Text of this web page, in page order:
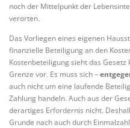
noch der Mittelpunkt der
verorten.
Das Vorliegen eines eigenen
finanzielle Beteiligung an den
Kostenbeteiligung sieht das
Grenze vor. Es muss sich –
auch nicht um eine laufende
Zahlung handeln. Auch aus der
derartiges Erfordernis nicht.
Grunde nach auch durch